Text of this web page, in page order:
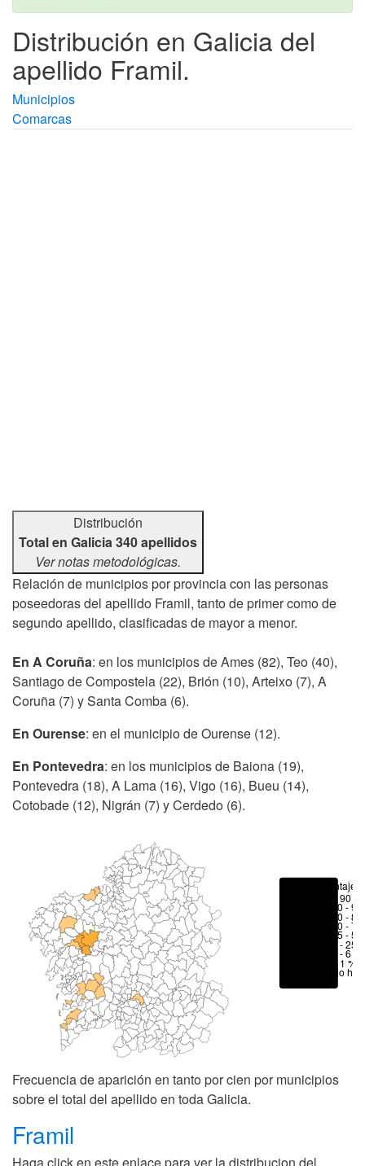
Distribución en Galicia del
apellido Framil.
Municipios
Comarcas
Distribución
Total en Galicia 340 apellidos
Ver notas metodológicas.
Relación de municipios por provincia con las personas
poseedoras del apellido Framil, tanto de primer como de
segundo apellido, clasificadas de mayor a menor.
En A Coruña: en los municipios de Ames (82), Teo (40),
Santiago de Compostela (22), Brión (10), Arteixo (7), A
Coruña (7) y Santa Comba (6).
En Ourense: en el municipio de Ourense (12).
En Pontevedra: en los municipios de Baiona (19),
Pontevedra (18), A Lama (16), Vigo (16), Bueu (14),
Cotobade (12), Nigrán (7) y Cerdedo (6).
Porcentajes
> 90 %
80 -
70 -
50 -
25 -
6 - 25
1 - 6 %
< 1 %
No hay
Frecuencia de aparición en tanto por cien por municipios
sobre el total del apellido en toda Galicia.
Framil
Haga click en este enlace para ver la distribucion del